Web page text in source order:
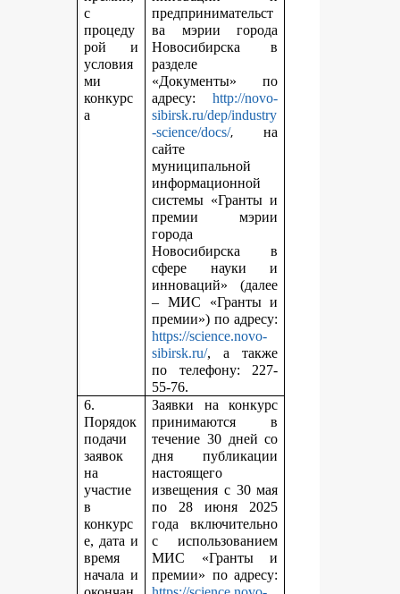
с
процеду
рой и
условия
ми
конкурс
а
предпринимательст
ва мэрии города
Новосибирска в
разделе
«Документы» по
адресу:http://novo-
sibirsk.ru/dep/industry
-science/docs/,на
сайте
муниципальной
информационной
системы «Гранты и
премии мэрии
города
Новосибирска в
сфере науки и
инноваций» (далее
– МИС «Гранты и
премии») по адресу:
https://science.novo-
sibirsk.ru/, а также
по телефону: 227-
55-76.
6.
Порядок
подачи
заявок
на
участие
в
конкурс
е, дата и
время
начала и
Заявки на конкурс
принимаются в
течение 30 дней со
дня публикации
настоящего
извещения с 30 мая
по 28 июня 2025
года включительно
с использованием
МИС «Гранты и
премии» по адресу: